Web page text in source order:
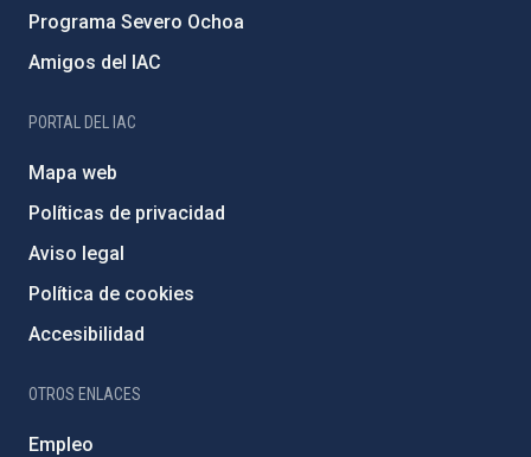
Programa Severo Ochoa
Amigos del IAC
PORTAL DEL IAC
Mapa web
Políticas de privacidad
Aviso legal
Política de cookies
Accesibilidad
OTROS ENLACES
Empleo